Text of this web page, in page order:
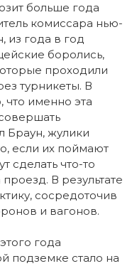
больше года
комиссара нью-
из года в год
боролись,
проходили
турникеты. В
именно эта
Браун, жулики
если их поймают
сделать что-то
В результате
сосредоточив
и вагонов.
года
подземке стало на